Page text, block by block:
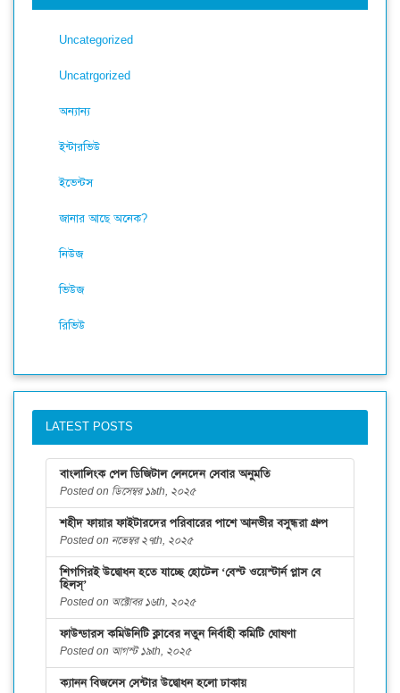
Uncategorized
Uncatrgorized
অন্যান্য
ইন্টারভিউ
ইভেন্টস
জানার আছে অনেক?
নিউজ
ভিউজ
রিভিউ
LATEST POSTS
বাংলালিংক পেল ডিজিটাল লেনদেন সেবার অনুমতি
Posted on ডিসেম্বর ১৯th, ২০২৫
শহীদ ফায়ার ফাইটারদের পরিবারের পাশে আনভীর বসুন্ধরা গ্রুপ
Posted on নভেম্বর ২৭th, ২০২৫
শিগগিরই উদ্বোধন হতে যাচ্ছে হোটেল ‘বেস্ট ওয়েস্টার্ন প্লাস বে
হিলস্’
Posted on অক্টোবর ১৬th, ২০২৫
ফাউন্ডারস কমিউনিটি ক্লাবের নতুন নির্বাহী কমিটি ঘোষণা
Posted on আগস্ট ১৯th, ২০২৫
ক্যানন বিজনেস সেন্টার উদ্বোধন হলো ঢাকায়